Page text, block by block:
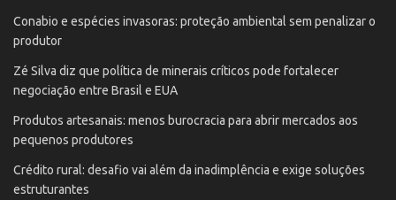
Conabio e espécies invasoras: proteção ambiental sem penalizar o
produtor
Zé Silva diz que política de minerais críticos pode fortalecer
negociação entre Brasil e EUA
Produtos artesanais: menos burocracia para abrir mercados aos
pequenos produtores
Crédito rural: desafio vai além da inadimplência e exige soluções
estruturantes